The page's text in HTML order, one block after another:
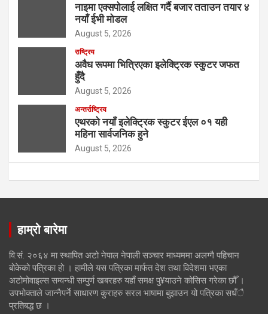
नाइमा एक्सपोलाई लक्षित गर्दै बजार तताउन तयार ४
नयाँ ईभी मोडल
August 5, 2026
राष्ट्रिय
अवैध रूपमा भित्रिएका इलेक्ट्रिक स्कुटर जफत
हुँदै
August 5, 2026
अन्तर्राष्ट्रिय
एथरको नयाँ इलेक्ट्रिक स्कुटर ईएल ०१ यही
महिना सार्वजनिक हुने
August 5, 2026
हाम्रो बारेमा
वि.सं. २०६४ मा स्थापित अटो नेपाल नेपाली सञ्चार माध्यममा अलग्गै पहिचान
बोकेको पत्रिका हो । हामीले यस पत्रिका मार्फत देश तथा विदेशमा भएका
अटोमोवाइल्स सम्वन्धी सम्पुर्ण खबरहरु यहाँ समक्ष पु¥याउने कोसिस गरेका छौँ ।
उपभोक्ताले जान्नैपर्ने साधारण कुराहरु सरल भाषामा बुझाउन यो पत्रिका सधँै
प्रतिबद्ध छ ।